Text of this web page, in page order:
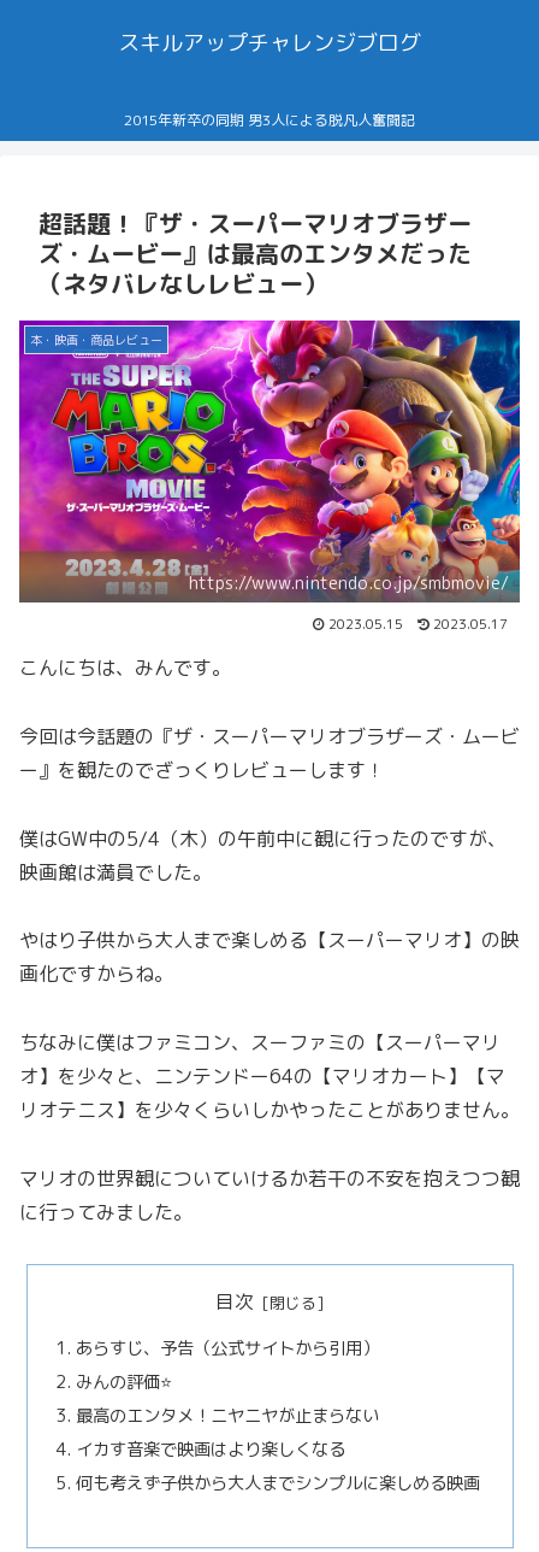
スキルアップチャレンジブログ
2015年新卒の同期 男3人による脱凡人奮闘記
超話題！『ザ・スーパーマリオブラザー
ズ・ムービー』は最高のエンタメだった
（ネタバレなしレビュー）
本・映画・商品レビュー
https://www.nintendo.co.jp/smbmovie/
2023.05.15 2023.05.17
こんにちは、みんです。
今回は今話題の『ザ・スーパーマリオブラザーズ・ムービ
ー』を観たのでざっくりレビューします！
僕はGW中の5/4（木）の午前中に観に行ったのですが、
映画館は満員でした。
やはり子供から大人まで楽しめる【スーパーマリオ】の映
画化ですからね。
ちなみに僕はファミコン、スーファミの【スーパーマリ
オ】を少々と、ニンテンドー64の【マリオカート】【マ
リオテニス】を少々くらいしかやったことがありません。
マリオの世界観についていけるか若干の不安を抱えつつ観
に行ってみました。
目次
あらすじ、予告（公式サイトから引用）
みんの評価⭐️
最高のエンタメ！ニヤニヤが止まらない
イカす音楽で映画はより楽しくなる
何も考えず子供から大人までシンプルに楽しめる映画